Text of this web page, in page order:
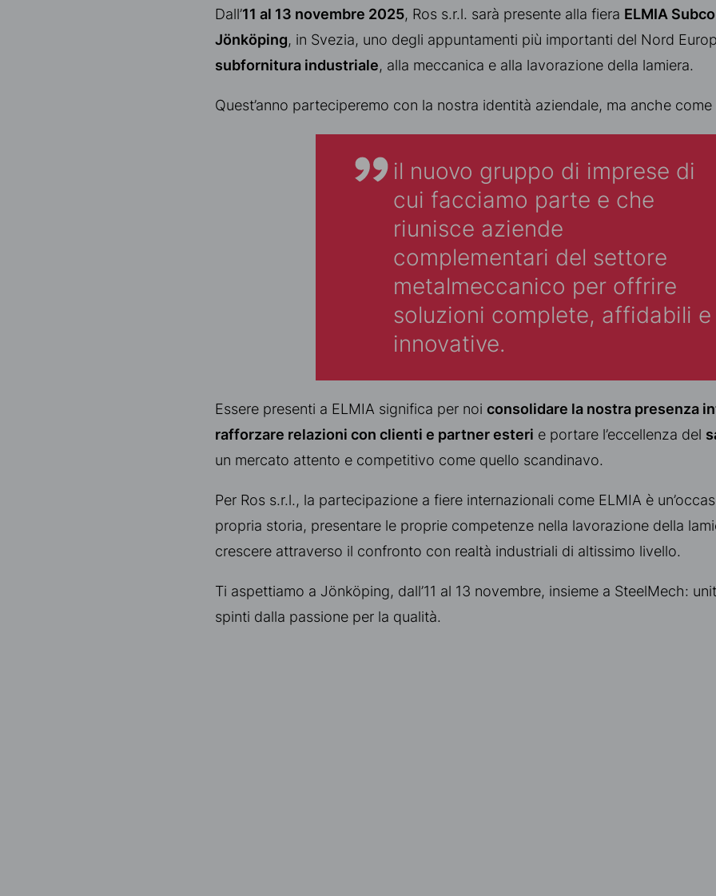
Dall’11 al 13 novembre 2025, Ros s.r.l. sarà presente alla fiera ELMIA
Jönköping, in Svezia, uno degli appuntamenti più importanti del Nord
subfornitura industriale, alla meccanica e alla lavorazione della lamiera.
Quest’anno parteciperemo con la nostra identità aziendale, ma anche
il nuovo gruppo di imprese di
cui facciamo parte e che
riunisce aziende
complementari del settore
metalmeccanico per offrire
soluzioni complete, affidabili e
innovative.
Essere presenti a ELMIA significa per noi consolidare la nostra presenza
rafforzare relazioni con clienti e partner esteri e portare l’eccellenza del
un mercato attento e competitivo come quello scandinavo.
Per Ros s.r.l., la partecipazione a fiere internazionali come ELMIA è
propria storia, presentare le proprie competenze nella lavorazione della
crescere attraverso il confronto con realtà industriali di altissimo livello.
Ti aspettiamo a Jönköping, dall’11 al 13 novembre, insieme a SteelMech:
spinti dalla passione per la qualità.